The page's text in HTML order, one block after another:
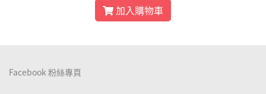
加入購物車
Facebook 粉絲專頁